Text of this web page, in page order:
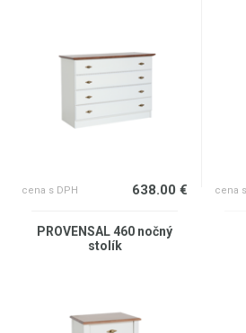
cena s DPH 638.00 € cena
PROVENSAL 460 nočný
stolík